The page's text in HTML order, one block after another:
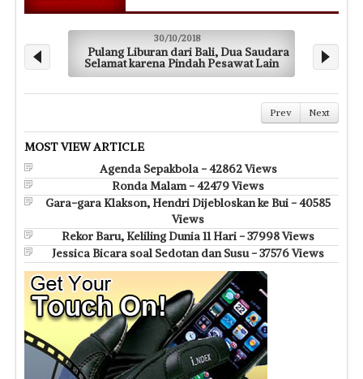
dari Bali, Dua Saudara
Pindah Pesawat Lain
Masih Berpotensi
Prev Next
MOST VIEW ARTICLE
Agenda Sepakbola - 42862 Views
Ronda Malam - 42479 Views
Gara-gara Klakson, Hendri Dijebloskan ke Bui - 40585
Views
Rekor Baru, Keliling Dunia 11 Hari - 37998 Views
Jessica Bicara soal Sedotan dan Susu - 37576 Views